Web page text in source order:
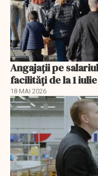
Angajații pe
facilități de la 1 iulie
18 MAI 2026